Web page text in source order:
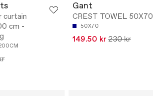
curtain
cm -
Gant
CREST TOWEL 50X70
50X70
149.50 kr 230 kr